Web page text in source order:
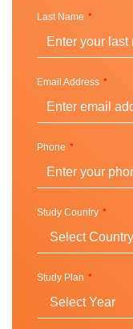
Last Name
Email Address
Phone
Study Country
Study Plan